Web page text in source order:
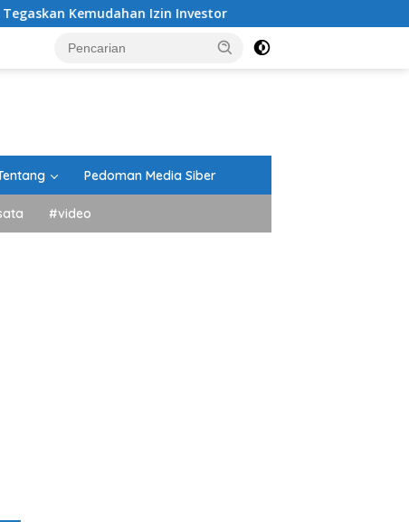
Izin Investor 60 Pramuka Tanah Datar Siap
Pedoman Media Siber
#video